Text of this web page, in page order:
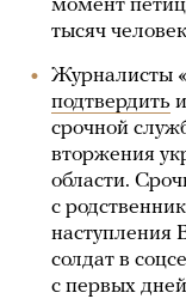
момент
тысяч
Журналисты
подтвердить
срочной
вторжения
области.
с
наступления
солдат в
с первых